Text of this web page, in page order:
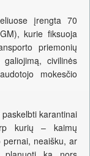
įrengta 70
kurie fiksuoja
priemonių
civilinės
mokesčio
karantinai
kurių – kaimų
pernai, neaišku, ar